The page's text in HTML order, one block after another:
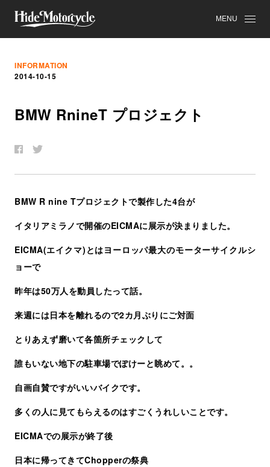
MENU
INFORMATION
2014-10-15
BMW RnineT プロ ジェク ト
BMW R nine Tプロジェクトで製作した4台が
イタリアミラノで開催のEICMAに展示が決まりました。
EICMA(エイクマ)とはヨーロッパ最大のモーターサイクルシ
ョーで
昨年は50万人を動員したって話。
来週には日本を離れるので2カ月ぶりにご対面
とりあえず磨いて各箇所チェックして
誰もいない地下の駐車場でぽけーと眺めて。。
自画自賛ですがいいバイクです。
多くの人に見てもらえるのはすごくうれしいことです。
EICMAでの展示が終了後
日本に帰ってきてChopperの祭典